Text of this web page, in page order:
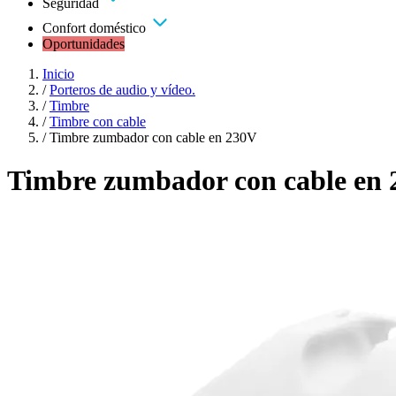
Seguridad
Confort doméstico
Oportunidades
Inicio
/ Porteros de audio y vídeo.
/ Timbre
/ Timbre con cable
/ Timbre zumbador con cable en 230V
Timbre zumbador con cable en